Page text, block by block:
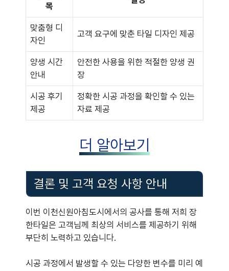
목
맞춤형 디
자인
고객 요구에 맞춘 타일 디자인 제공
양생 시간
안내
안전한 사용을 위한 적절한 양생 권
장
시공 후기
제공
정확한 시공 과정을 확인할 수 있는
자료 제공
더 알아보기
결론 및 고객 요청 사항 안내
이번 이천신원아침도시에서의 공사를 통해 저희 장
한타일은 고객님께 최상의 서비스를 제공하기 위해
부단히 노력하고 있습니다.
시공 과정에서 발생할 수 있는 다양한 변수를 미리 예